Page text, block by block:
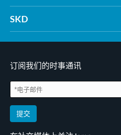
SKD
订阅我们的时事通讯
提交